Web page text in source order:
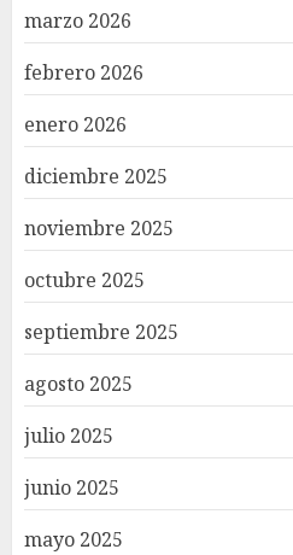
marzo 2026
febrero 2026
enero 2026
diciembre 2025
noviembre 2025
octubre 2025
septiembre 2025
agosto 2025
julio 2025
junio 2025
mayo 2025